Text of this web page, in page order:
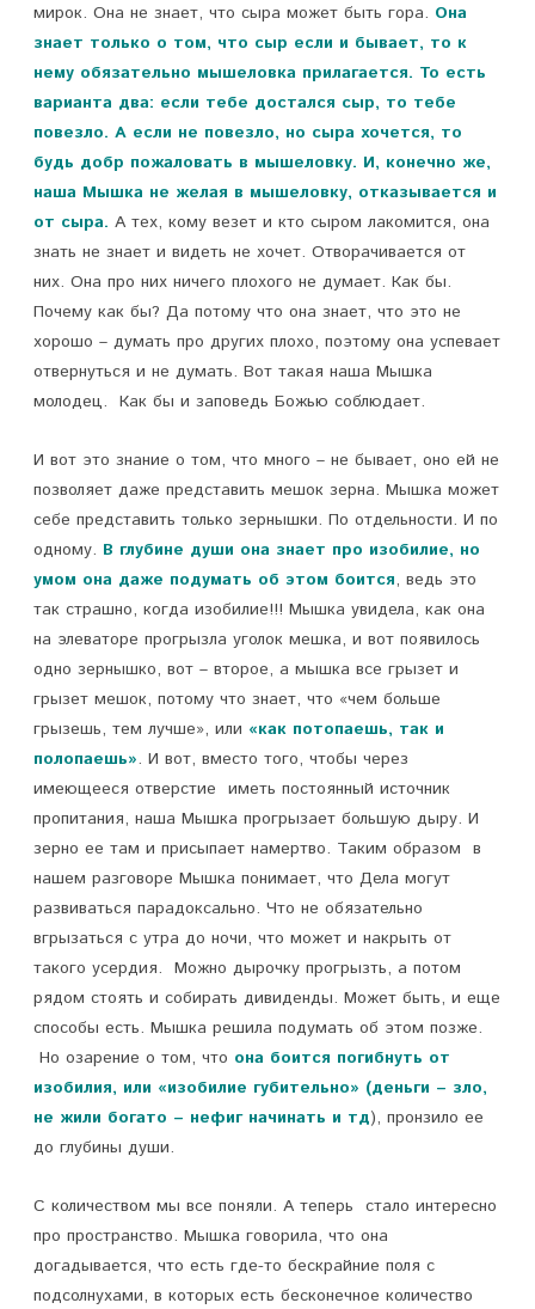
мирок. Она не знает, что сыра может быть гора. Она
знает только о том, что сыр если и бывает, то к
нему обязательно мышеловка прилагается. То есть
варианта два: если тебе достался сыр, то тебе
повезло. А если не повезло, но сыра хочется, то
будь добр пожаловать в мышеловку. И, конечно же,
наша Мышка не желая в мышеловку, отказывается и
от сыра. А тех, кому везет и кто сыром лакомится, она
знать не знает и видеть не хочет. Отворачивается от
них. Она про них ничего плохого не думает. Как бы.
Почему как бы? Да потому что она знает, что это не
хорошо – думать про других плохо, поэтому она успевает
отвернуться и не думать. Вот такая наша Мышка
молодец. Как бы и заповедь Божью соблюдает.
И вот это знание о том, что много – не бывает, оно ей не
позволяет даже представить мешок зерна. Мышка может
себе представить только зернышки. По отдельности. И по
одному. В глубине души она знает про изобилие, но
умом она даже подумать об этом боится, ведь это
так страшно, когда изобилие!!! Мышка увидела, как она
на элеваторе прогрызла уголок мешка, и вот появилось
одно зернышко, вот – второе, а мышка все грызет и
грызет мешок, потому что знает, что «чем больше
грызешь, тем лучше», или «как потопаешь, так и
полопаешь». И вот, вместо того, чтобы через
имеющееся отверстие иметь постоянный источник
пропитания, наша Мышка прогрызает большую дыру. И
зерно ее там и присыпает намертво. Таким образом в
нашем разговоре Мышка понимает, что Дела могут
развиваться парадоксально. Что не обязательно
вгрызаться с утра до ночи, что может и накрыть от
такого усердия. Можно дырочку прогрызть, а потом
рядом стоять и собирать дивиденды. Может быть, и еще
способы есть. Мышка решила подумать об этом позже.
Но озарение о том, что она боится погибнуть от
изобилия, или «изобилие губительно» (деньги – зло,
не жили богато – нефиг начинать и тд), пронзило ее
до глубины души.
С количеством мы все поняли. А теперь стало интересно
про пространство. Мышка говорила, что она
догадывается, что есть где-то бескрайние поля с
подсолнухами, в которых есть бесконечное количество